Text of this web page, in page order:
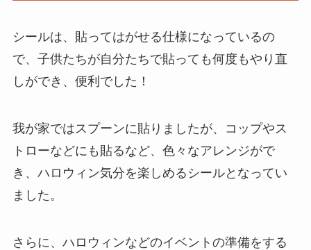
シールは、貼ってはがせる仕様になっているの
で、子供たちが自分たちで貼っても何度もやり直
しができ、便利でした！
我が家ではスプーンに貼りましたが、コップやス
トローなどにも貼るなど、色々なアレンジがで
き、ハロウィン気分を楽しめるシールとなってい
ました。
さらに、ハロウィンなどのイベントの準備をする